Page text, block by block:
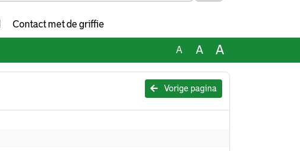
Contact met de griffie
A A A
Vorige pagina